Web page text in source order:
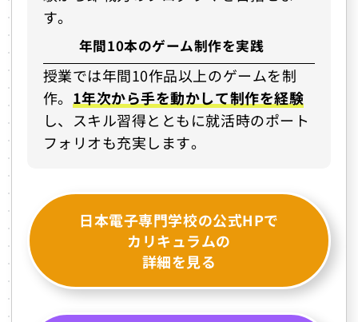
す。
年間10本のゲーム制作を実践
授業では年間10作品以上のゲームを制
作。 1年次から手を動かして制作を経験
し、スキル習得とともに就活時のポート
フォリオも充実します。
日本電子専門学校の公式HPで
カリキュラムの
詳細を見る